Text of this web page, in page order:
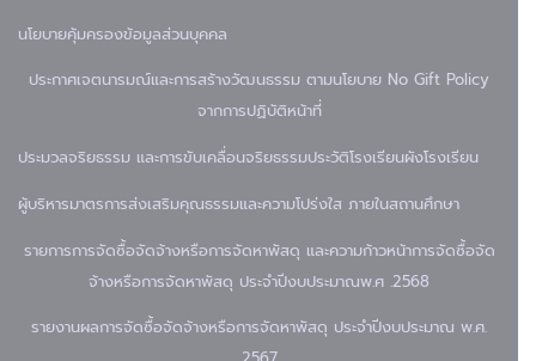
นโยบายคุ้มครองข้อมูลส่วนบุคคล
ประกาศเจตนารมณ์และการสร้างวัฒนธรรม ตามนโยบาย No Gift Policy
จากการปฏิบัติหน้าที่
ประมวลจริยธรรม และการขับเคลื่อนจริยธรรมประวัติโรงเรียนผังโรงเรียน
ผู้บริหารมาตรการส่งเสริมคุณธรรมและความโปร่งใส ภายในสถานศึกษา
รายการการจัดซื้อจัดจ้างหรือการจัดหาพัสดุ และความก้าวหน้าการจัดซื้อจัด
จ้างหรือการจัดหาพัสดุ ประจำปีงบประมาณพ.ศ .2568
รายงานผลการจัดซื้อจัดจ้างหรือการจัดหาพัสดุ ประจำปีงบประมาณ พ.ศ.